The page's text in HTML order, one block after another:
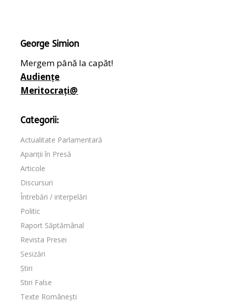
George Simion
Mergem până la capăt!
Audiențe
Meritocrați@
Categorii:
Actualitate Parlamentară
Apariții în Presă
Articole
Discursuri
Întrebări / interpelări
Politic
Raport Săptămânal
Revista Presei
Sesizări
Știri
Stiri False
Texte Românești